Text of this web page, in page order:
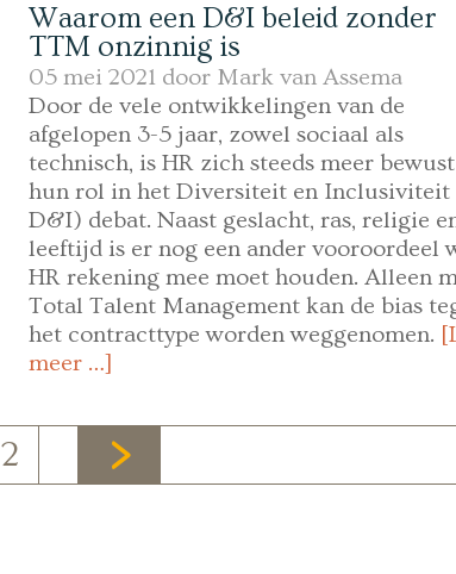
Waarom een D&I beleid zonder
TTM onzinnig is
05 mei 2021 door Mark van Assema
Door de vele ontwikkelingen van de
afgelopen 3-5 jaar, zowel sociaal als
technisch, is HR zich steeds meer
hun rol in het Diversiteit en Inclusiviteit
D&I) debat. Naast geslacht, ras, religie
leeftijd is er nog een ander vooroordeel
HR rekening mee moet houden. Alleen
Total Talent Management kan de bias
het contracttype worden weggenomen.
meer …]
2